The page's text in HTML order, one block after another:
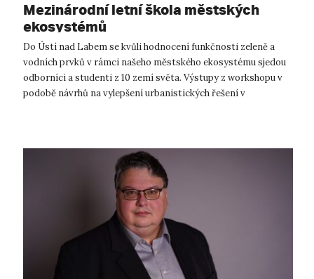
Mezinárodní letní škola městských
ekosystémů
Do Ústí nad Labem se kvůli hodnocení funkčnosti zeleně a
vodních prvků v rámci našeho městského ekosystému sjedou
odborníci a studenti z 10 zemí světa. Výstupy z workshopu v
podobě návrhů na vylepšení urbanistických řešení v